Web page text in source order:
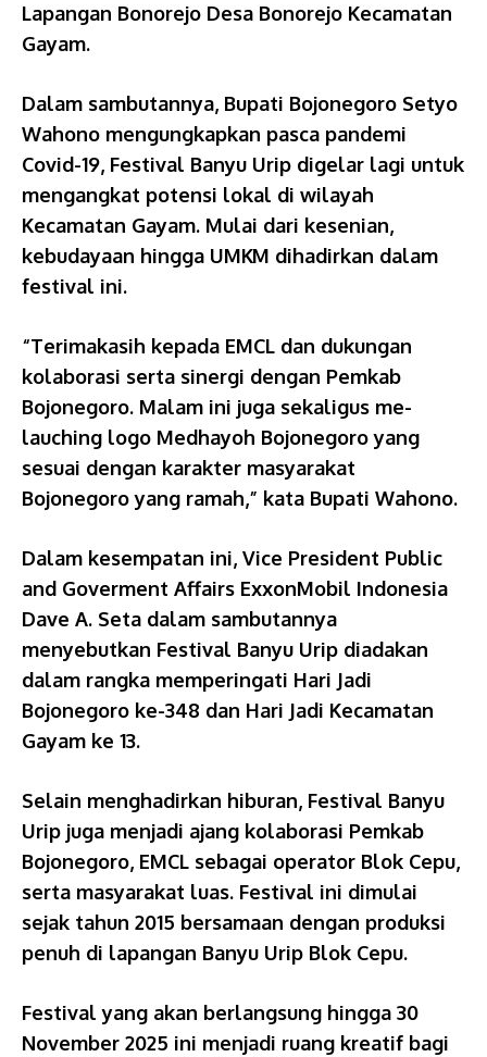
Lapangan Bonorejo Desa Bonorejo Kecamatan
Gayam.
Dalam sambutannya, Bupati Bojonegoro Setyo
Wahono mengungkapkan pasca pandemi
Covid-19, Festival Banyu Urip digelar lagi untuk
mengangkat potensi lokal di wilayah
Kecamatan Gayam. Mulai dari kesenian,
kebudayaan hingga UMKM dihadirkan dalam
festival ini.
“Terimakasih kepada EMCL dan dukungan
kolaborasi serta sinergi dengan Pemkab
Bojonegoro. Malam ini juga sekaligus me-
lauching logo Medhayoh Bojonegoro yang
sesuai dengan karakter masyarakat
Bojonegoro yang ramah,” kata Bupati Wahono.
Dalam kesempatan ini, Vice President Public
and Goverment Affairs ExxonMobil Indonesia
Dave A. Seta dalam sambutannya
menyebutkan Festival Banyu Urip diadakan
dalam rangka memperingati Hari Jadi
Bojonegoro ke-348 dan Hari Jadi Kecamatan
Gayam ke 13.
Selain menghadirkan hiburan, Festival Banyu
Urip juga menjadi ajang kolaborasi Pemkab
Bojonegoro, EMCL sebagai operator Blok Cepu,
serta masyarakat luas. Festival ini dimulai
sejak tahun 2015 bersamaan dengan produksi
penuh di lapangan Banyu Urip Blok Cepu.
Festival yang akan berlangsung hingga 30
November 2025 ini menjadi ruang kreatif bagi